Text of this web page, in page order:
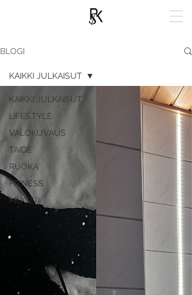
BLOGI
KAIKKI JULKAISUT
LIFESTYLE
VALOKUVAUS
TAIDE
RUOKA
FITNESS
MUOTI
KAIKKI JULKAISUT